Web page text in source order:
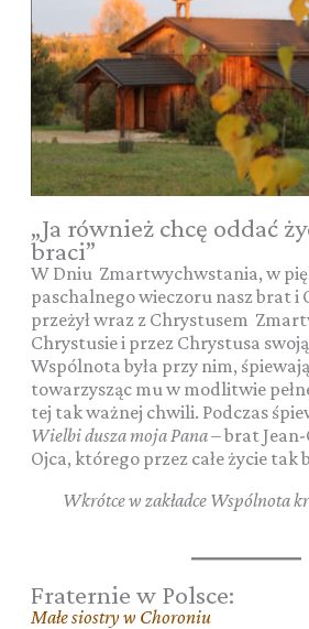
„Ja również chcę oddać
braci”
W Dniu Zmartwychwstania, w
paschalnego wieczoru nasz brat i
przeżył wraz z Chrystusem
Chrystusie i przez Chrystusa swoją
Wspólnota była przy nim,
towarzysząc mu w modlitwie
tej tak ważnej chwili. Podczas
Wielbi dusza moja Pana– brat Jean-
Ojca, którego przez całe życie tak
Wkrótce w zakładce Wspólnota
Fraternie w Polsce:
Małe siostry w Choroniu